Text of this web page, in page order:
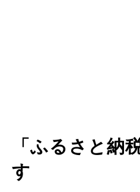
「ふるさと納
す